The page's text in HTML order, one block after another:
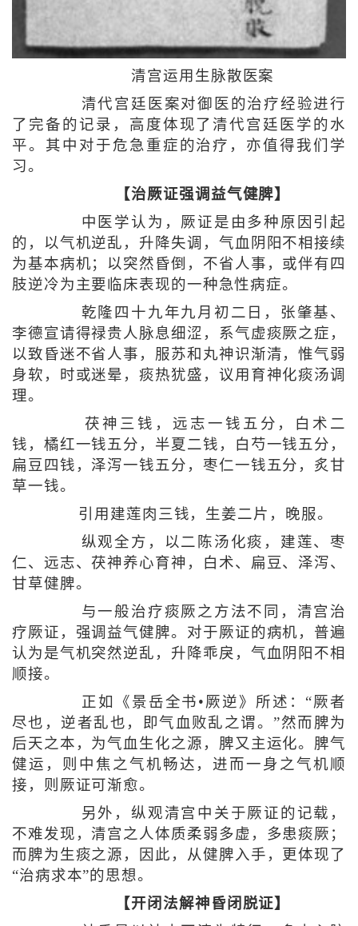
清宫运用生脉散医案
清代宫廷医案对御医的治疗经验进行
了完备的记录，高度体现了清代宫廷医学的水
平。其中对于危急重症的治疗，亦值得我们学
习。
【治厥证强调益气健脾】
中医学认为，厥证是由多种原因引起
的，以气机逆乱，升降失调，气血阴阳不相接续
为基本病机；以突然昏倒，不省人事，或伴有四
肢逆冷为主要临床表现的一种急性病症。
乾隆四十九年九月初二日，张肇基、
李德宣请得禄贵人脉息细涩，系气虚痰厥之症，
以致昏迷不省人事，服苏和丸神识渐清，惟气弱
身软，时或迷晕，痰热犹盛，议用育神化痰汤调
理。
茯神三钱，远志一钱五分，白术二
钱，橘红一钱五分，半夏二钱，白芍一钱五分，
扁豆四钱，泽泻一钱五分，枣仁一钱五分，炙甘
草一钱。
引用建莲肉三钱，生姜二片，晚服。
纵观全方，以二陈汤化痰，建莲、枣
仁、远志、茯神养心育神，白术、扁豆、泽泻、
甘草健脾。
与一般治疗痰厥之方法不同，清宫治
疗厥证，强调益气健脾。对于厥证的病机，普遍
认为是气机突然逆乱，升降乖戾，气血阴阳不相
顺接。
正如《景岳全书•厥逆》所述：“厥者
尽也，逆者乱也，即气血败乱之谓。”然而脾为
后天之本，为气血生化之源，脾又主运化。脾气
健运，则中焦之气机畅达，进而一身之气机顺
接，则厥证可渐愈。
另外，纵观清宫中关于厥证的记载，
不难发现，清宫之人体质柔弱多虚，多患痰厥；
而脾为生痰之源，因此，从健脾入手，更体现了
“治病求本”的思想。
【开闭法解神昏闭脱证】